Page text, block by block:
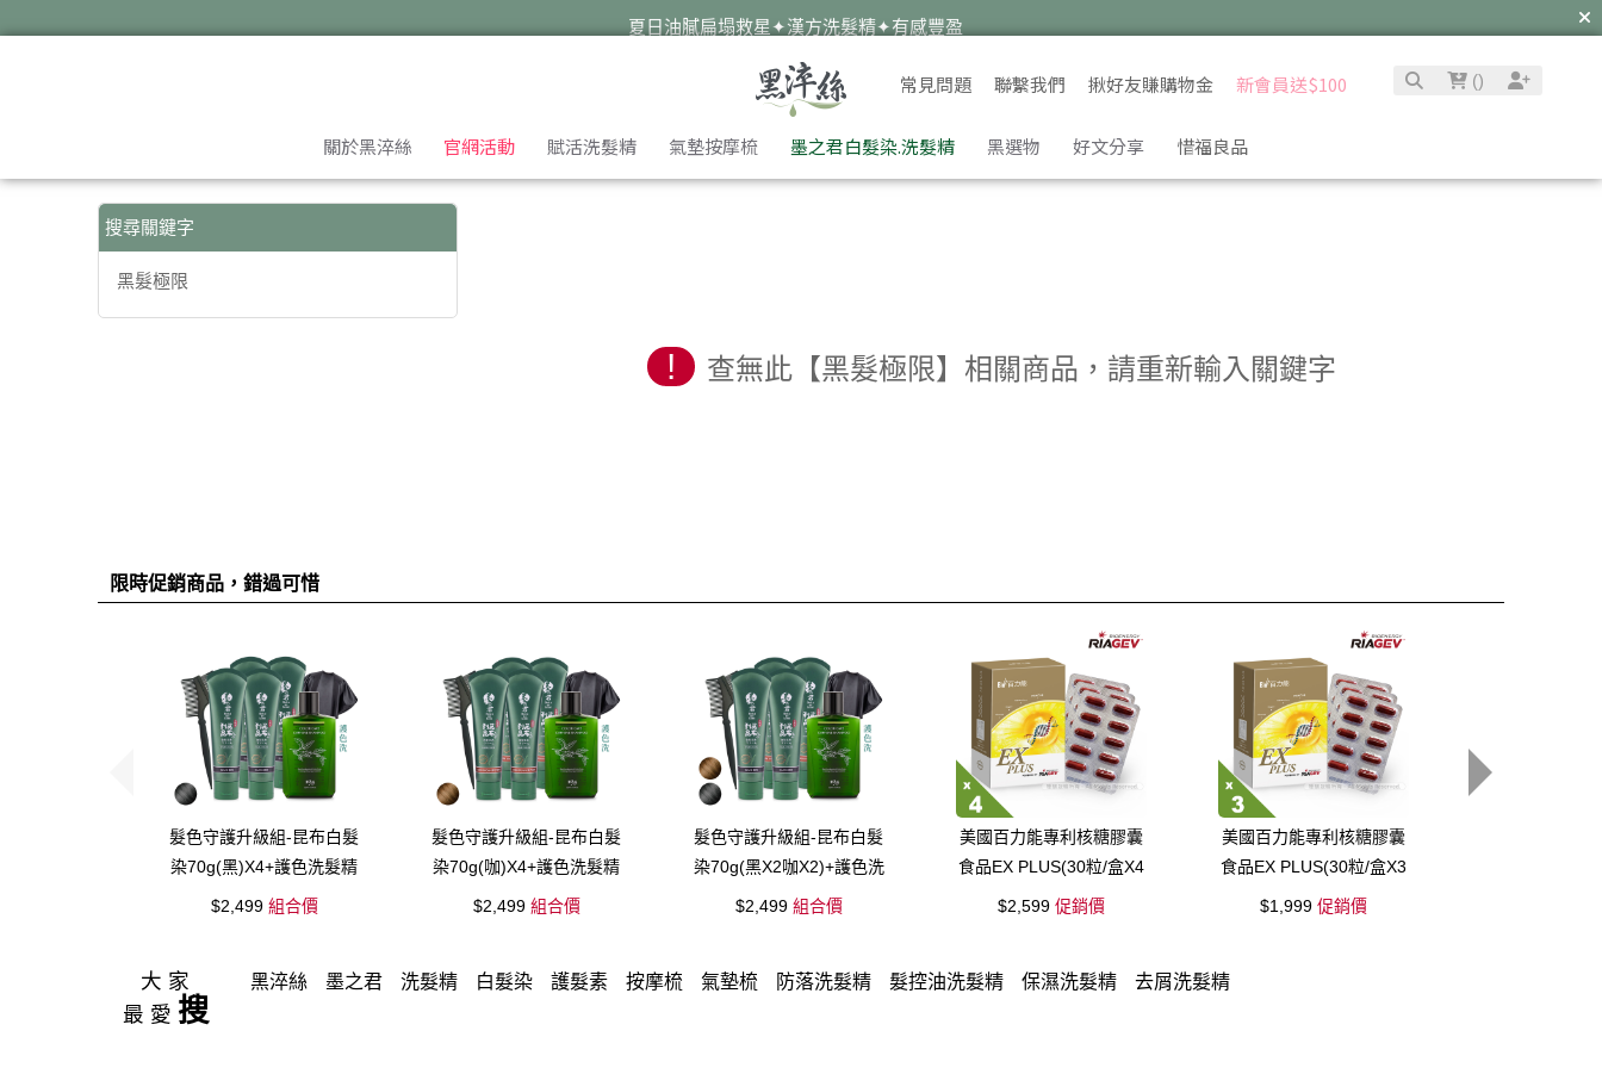
夏日油膩扁塌救星✦漢方洗髮精✦有感豐盈
✦染後護色必備✦墨之君海藻胜肽洗髮精
常見問題 聯繫我們 揪好友賺購物金 新會員送$100 ()
關於黑淬絲 官網活動 賦活洗髮精 氣墊按摩梳 墨之君白髮染.洗髮精 黑選物 好文分享 惜福良品
搜尋關鍵字
黑髮極限
! 查無此【黑髮極限】相關商品，請重新輸入關鍵字
限時促銷商品，錯過可惜
髮色守護升級組-昆布白髮
染70g(黑)X4+護色洗髮精
X1+披肩X1+染髮梳X1
$2,499組合價
髮色守護升級組-昆布白髮
染70g(咖)X4+護色洗髮精
X1+披肩X1+染髮梳X1
$2,499組合價
髮色守護升級組-昆布白髮
染70g(黑X2咖X2)+護色洗
髮精X1+披肩X1+染髮梳
$2,499組合價
美國百力能專利核糖膠囊
食品EX PLUS(30粒/盒X4
盒)
$2,599促銷價
美國百力能專利核糖膠囊
食品EX PLUS(30粒/盒X3
盒)
$1,999促銷價
大家
最愛 搜
黑淬絲 墨之君 洗髮精 白髮染 護髮素 按摩梳 氣墊梳 防落洗髮精 髮控油洗髮精 保濕洗髮精 去屑洗髮精